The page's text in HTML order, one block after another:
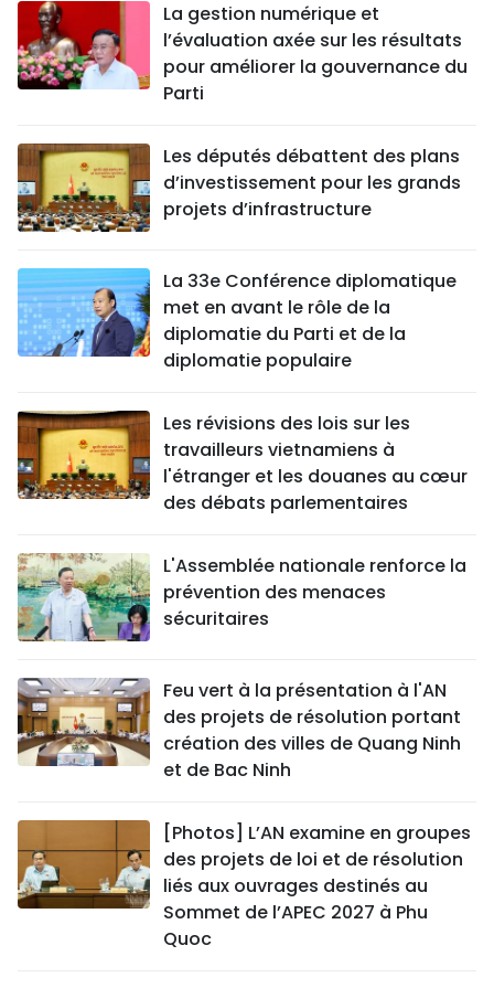
La gestion numérique et
l’évaluation axée sur les résultats
pour améliorer la gouvernance du
Parti
Les députés débattent des plans
d’investissement pour les grands
projets d’infrastructure
La 33e Conférence diplomatique
met en avant le rôle de la
diplomatie du Parti et de la
diplomatie populaire
Les révisions des lois sur les
travailleurs vietnamiens à
l'étranger et les douanes au cœur
des débats parlementaires
L'Assemblée nationale renforce la
prévention des menaces
sécuritaires
Feu vert à la présentation à l'AN
des projets de résolution portant
création des villes de Quang Ninh
et de Bac Ninh
[Photos] L’AN examine en groupes
des projets de loi et de résolution
liés aux ouvrages destinés au
Sommet de l’APEC 2027 à Phu
Quoc